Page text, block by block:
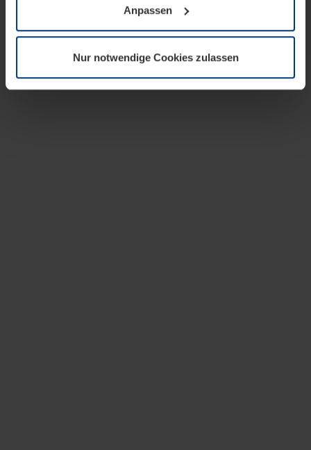
notwendig sind. Für alle anderen Cookie-Typen benötigen
wir Ihre Erlaubnis. Ihre Einwilligung können Sie jederzeit
Datenschutzerklärungunserer Website ändern oder
widerrufen.
Anpassen
Nur notwendige Cookies zulassen